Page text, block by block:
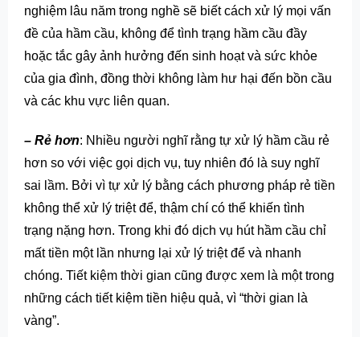
nghiệm lâu năm trong nghề sẽ biết cách xử lý mọi vấn
đề của hầm cầu, không để tình trạng hầm cầu đầy
hoặc tắc gây ảnh hưởng đến sinh hoạt và sức khỏe
của gia đình, đồng thời không làm hư hại đến bồn cầu
và các khu vực liên quan.
– Rẻ hơn: Nhiều người nghĩ rằng tự xử lý hầm cầu rẻ
hơn so với việc gọi dịch vụ, tuy nhiên đó là suy nghĩ
sai lầm. Bởi vì tự xử lý bằng cách phương pháp rẻ tiền
không thể xử lý triệt để, thậm chí có thể khiến tình
trạng nặng hơn. Trong khi đó dịch vụ hút hầm cầu chỉ
mất tiền một lần nhưng lại xử lý triệt để và nhanh
chóng. Tiết kiệm thời gian cũng được xem là một trong
những cách tiết kiệm tiền hiệu quả, vì “thời gian là
vàng”.